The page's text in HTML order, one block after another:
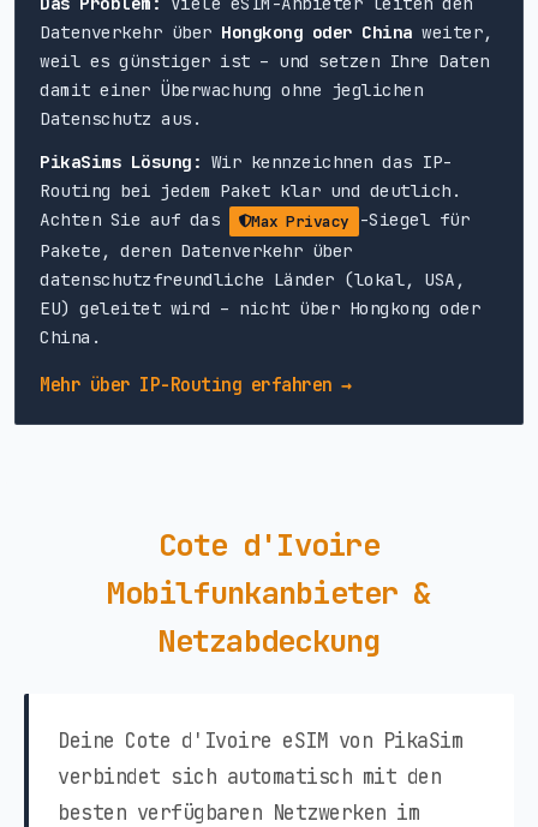
Datenverkehr über Hongkong oder China weiter,
weil es günstiger ist – und setzen Ihre Daten
damit einer Überwachung ohne jeglichen
Datenschutz aus.
PikaSims Lösung: Wir kennzeichnen das IP-
Routing bei jedem Paket klar und deutlich.
Achten Sie auf das
Max Privacy
-Siegel für
Pakete, deren Datenverkehr über
datenschutzfreundliche Länder (lokal, USA,
EU) geleitet wird – nicht über Hongkong oder
China.
Mehr über IP-Routing erfahren →
Cote d'Ivoire
Mobilfunkanbieter &
Netzabdeckung
Deine Cote d'Ivoire eSIM von PikaSim
verbindet sich automatisch mit den
besten verfügbaren Netzwerken im